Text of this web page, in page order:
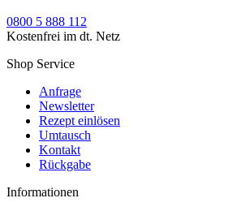
0800 5 888 112
Kostenfrei im dt. Netz
Shop Service
Anfrage
Newsletter
Rezept einlösen
Umtausch
Kontakt
Rückgabe
Informationen